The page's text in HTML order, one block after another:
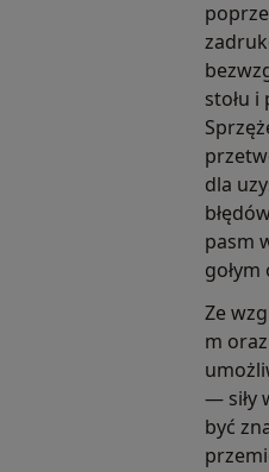
stołu i
dla
pasm
gołym
Ze
m
— siły
być